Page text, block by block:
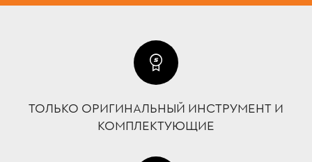
ТОЛЬКО ОРИГИНАЛЬНЫЙ ИНСТРУМЕНТ И
КОМПЛЕКТУЮЩИЕ